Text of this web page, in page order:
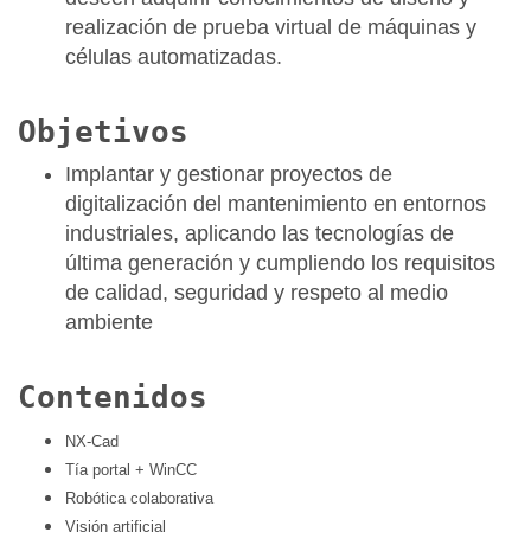
realización de prueba virtual de máquinas y
células automatizadas.
Objetivos
Implantar y gestionar proyectos de
digitalización del mantenimiento en entornos
industriales, aplicando las tecnologías de
última generación y cumpliendo los requisitos
de calidad, seguridad y respeto al medio
ambiente
Contenidos
NX-Cad
Tía portal + WinCC
Robótica colaborativa
Visión artificial